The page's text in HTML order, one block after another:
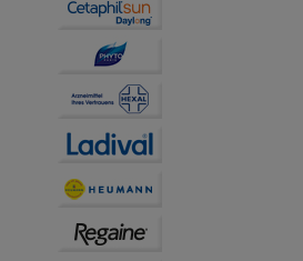
aber auch die Werbung auf
relevant für Sie zu gestalten.
Daten hierfür teilweise an